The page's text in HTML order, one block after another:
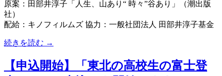
原案：田部井淳子「人生、山あり“ 時々”谷あり」（潮出版
社）
配給：キノフィルムズ 協力：一般社団法人 田部井淳子基金
続きを読む →
【申込開始】「東北の高校生の富士登